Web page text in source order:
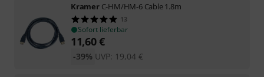
Kramer C-HM/HM-6 Cable 1.8m
13
Sofort lieferbar
11,60€
UVP: 19,04 €
-39%